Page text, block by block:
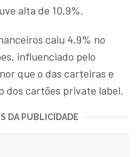
alta de 10,9%.
caiu 4,9% no
influenciado pelo
que o das carteiras e
dos cartões private label.
DA PUBLICIDADE